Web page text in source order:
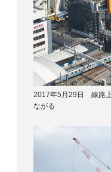
2017年5月29日 線路
ながる